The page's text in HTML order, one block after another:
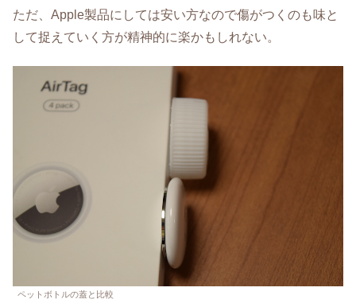
ただ、Apple製品にしては安い方なので傷がつくのも味と
して捉えていく方が精神的に楽かもしれない。
ペットボトルの蓋と比較